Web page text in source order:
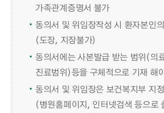
가족관계증명서 불가
동의서 및 위임장작성 시 환자본인
(도장, 지장불가)
동의서에는 사본발급 받는 범위(의
진료범위)등을 구체적으로 기재 해
동의서 및 위임장은 보건복지부 지
(병원홈페이지, 인터넷검색 등으로